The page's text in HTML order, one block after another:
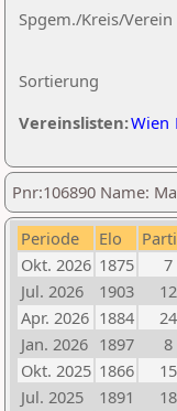
Sortierung
Spgem./Kreis/Verein
Vereinslisten:Wien
Pnr:106890 Name:
Periode Elo
Okt. 2026 1875 7
Jul. 2026
1903 12
Apr. 2026 1884 24
Jan. 2026 1897 8
Okt. 2025 1866 15
Jul. 2025
1891 18